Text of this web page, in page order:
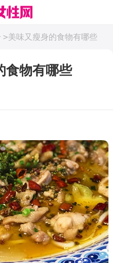
>美味又瘦身的食物有哪些
食物有哪些